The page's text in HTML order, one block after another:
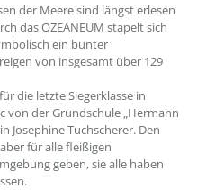
titel ???
der Meere sind längst erlesen
das OZEANEUM stapelt sich
ein bunter
von insgesamt über 129
die letzte Siegerklasse in
von der Grundschule „Hermann
Josephine Tuchscherer. Den
für alle fleißigen
geben, sie alle haben